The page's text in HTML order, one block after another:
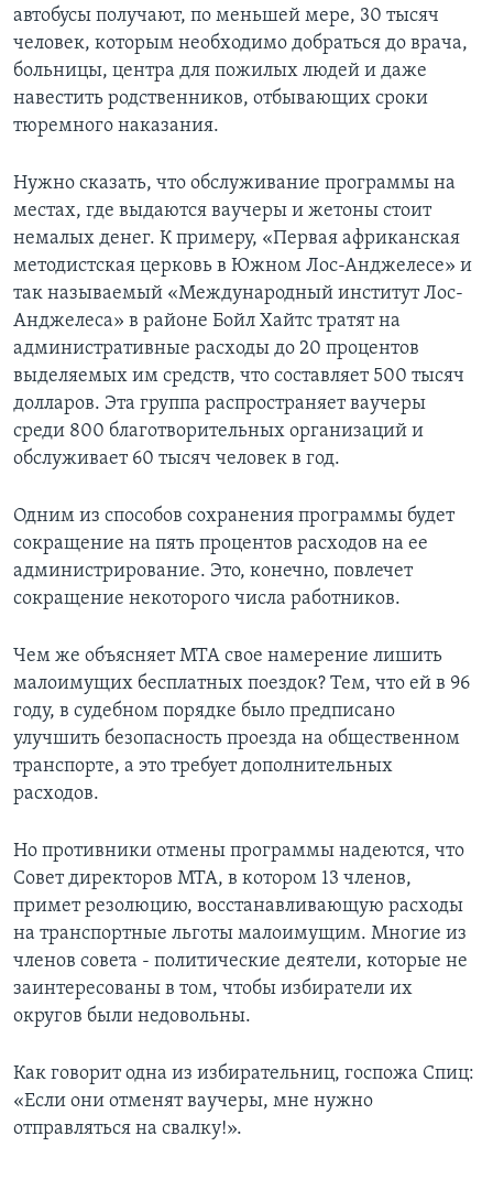
автобусы получают, по меньшей мере, 30 тысяч
человек, которым необходимо добраться до врача,
больницы, центра для пожилых людей и даже
навестить родственников, отбывающих сроки
тюремного наказания.
Нужно сказать, что обслуживание программы на
местах, где выдаются ваучеры и жетоны стоит
немалых денег. К примеру, «Первая африканская
методистская церковь в Южном Лос-Анджелесе» и
так называемый «Международный институт Лос-
Анджелеса» в районе Бойл Хайтс тратят на
административные расходы до 20 процентов
выделяемых им средств, что составляет 500 тысяч
долларов. Эта группа распространяет ваучеры
среди 800 благотворительных организаций и
обслуживает 60 тысяч человек в год.
Одним из способов сохранения программы будет
сокращение на пять процентов расходов на ее
администрирование. Это, конечно, повлечет
сокращение некоторого числа работников.
Чем же объясняет МТА свое намерение лишить
малоимущих бесплатных поездок? Тем, что ей в 96
году, в судебном порядке было предписано
улучшить безопасность проезда на общественном
транспорте, а это требует дополнительных
расходов.
Но противники отмены программы надеются, что
Совет директоров МТА, в котором 13 членов,
примет резолюцию, восстанавливающую расходы
на транспортные льготы малоимущим. Многие из
членов совета - политические деятели, которые не
заинтересованы в том, чтобы избиратели их
округов были недовольны.
Как говорит одна из избирательниц, госпожа Спиц:
«Если они отменят ваучеры, мне нужно
отправляться на свалку!».